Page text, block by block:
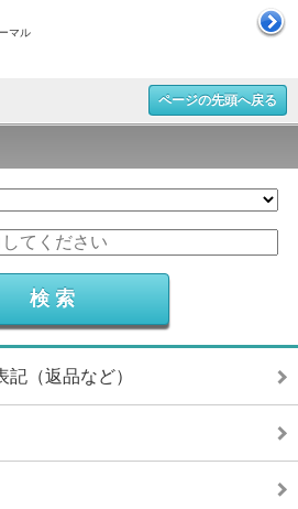
マル
ページの先頭へ戻る
（返品など）